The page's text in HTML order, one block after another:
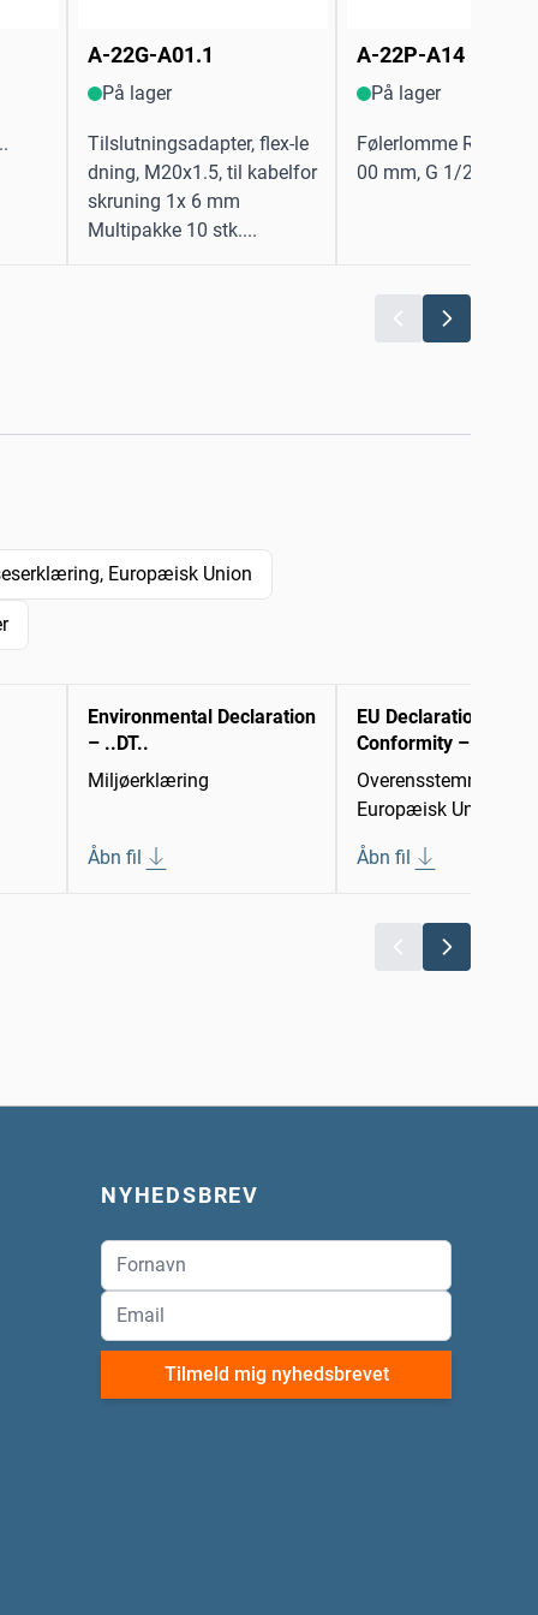
A-22G-A01.1
På lager
Tilslutningsadapter, flex-le
dning, M20x1.5, til kabelfor
skruning 1x 6 mm
Multipakke 10 stk....
A-22P-A14
På lager
Følerlomme Rustfrit
00 mm, G 1/2",
Europæisk Union
Environmental Declaration
– ..DT..
Miljøerklæring
Åbn fil
EU Declaration of
Conformity – 01DT-
Europæisk Union
Åbn fil
NYHEDSBREV
Tilmeld mig nyhedsbrevet